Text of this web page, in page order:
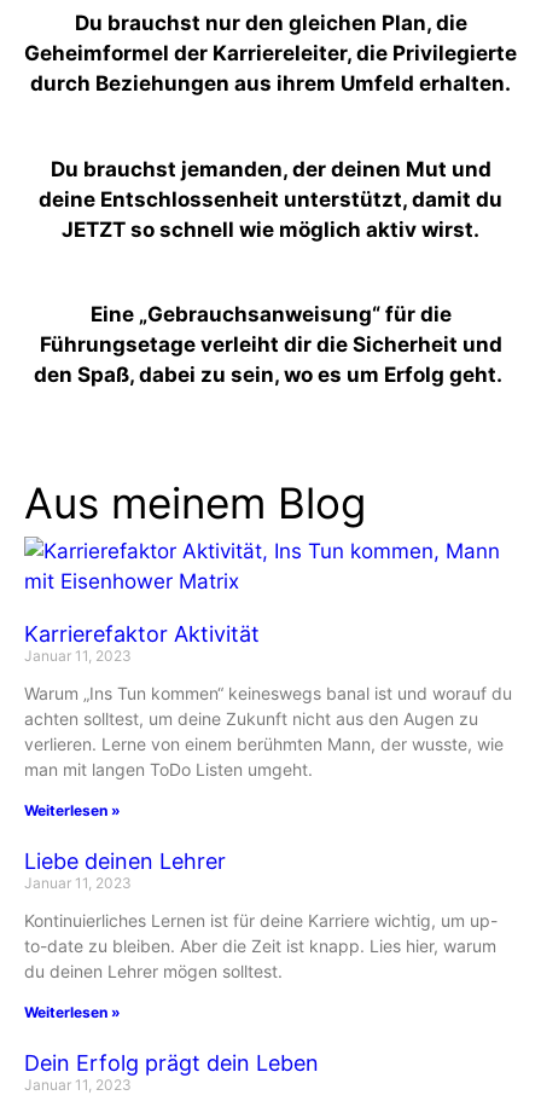
Du brauchst nur den gleichen Plan, die
Geheimformel der Karriereleiter, die Privilegierte
durch Beziehungen aus ihrem Umfeld erhalten.
Du brauchst jemanden, der deinen Mut und
deine Entschlossenheit unterstützt, damit du
JETZT so schnell wie möglich aktiv wirst.
Eine „Gebrauchsanweisung“ für die
Führungsetage verleiht dir die Sicherheit und
den Spaß, dabei zu sein, wo es um Erfolg geht.
Aus meinem Blog
Karrierefaktor Aktivität
Januar 11, 2023
Warum „Ins Tun kommen“ keineswegs banal ist und worauf du
achten solltest, um deine Zukunft nicht aus den Augen zu
verlieren. Lerne von einem berühmten Mann, der wusste, wie
man mit langen ToDo Listen umgeht.
Weiterlesen »
Liebe deinen Lehrer
Januar 11, 2023
Kontinuierliches Lernen ist für deine Karriere wichtig, um up-
to-date zu bleiben. Aber die Zeit ist knapp. Lies hier, warum
du deinen Lehrer mögen solltest.
Weiterlesen »
Dein Erfolg prägt dein Leben
Januar 11, 2023